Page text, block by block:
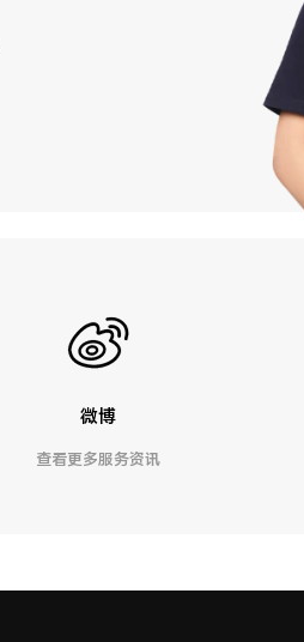
微博
查看更多服务资讯